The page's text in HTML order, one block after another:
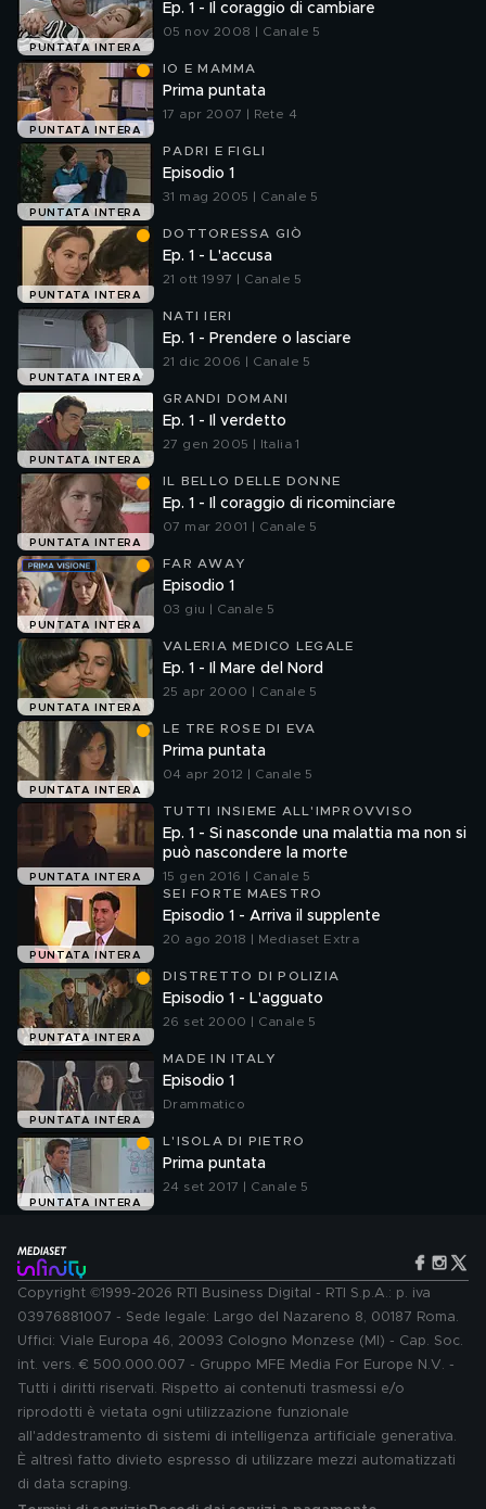
PUNTATA INTERA
Ep. 1 - Il coraggio di cambiare
05 nov 2008 | Canale 5
PUNTATA INTERA
IO E MAMMA
Prima puntata
17 apr 2007 | Rete 4
PUNTATA INTERA
PADRI E FIGLI
Episodio 1
31 mag 2005 | Canale 5
PUNTATA INTERA
DOTTORESSA GIÒ
Ep. 1 - L'accusa
21 ott 1997 | Canale 5
PUNTATA INTERA
NATI IERI
Ep. 1 - Prendere o lasciare
21 dic 2006 | Canale 5
PUNTATA INTERA
GRANDI DOMANI
Ep. 1 - Il verdetto
27 gen 2005 | Italia 1
PUNTATA INTERA
IL BELLO DELLE DONNE
Ep. 1 - Il coraggio di ricominciare
07 mar 2001 | Canale 5
PUNTATA INTERA
FAR AWAY
Episodio 1
03 giu | Canale 5
PUNTATA INTERA
VALERIA MEDICO LEGALE
Ep. 1 - Il Mare del Nord
25 apr 2000 | Canale 5
PUNTATA INTERA
LE TRE ROSE DI EVA
Prima puntata
04 apr 2012 | Canale 5
PUNTATA INTERA
TUTTI INSIEME ALL'IMPROVVISO
Ep. 1 - Si nasconde una malattia ma non si
può nascondere la morte
15 gen 2016 | Canale 5
PUNTATA INTERA
SEI FORTE MAESTRO
Episodio 1 - Arriva il supplente
20 ago 2018 | Mediaset Extra
PUNTATA INTERA
DISTRETTO DI POLIZIA
Episodio 1 - L'agguato
26 set 2000 | Canale 5
PUNTATA INTERA
MADE IN ITALY
Episodio 1
Drammatico
PUNTATA INTERA
L'ISOLA DI PIETRO
Prima puntata
24 set 2017 | Canale 5
Copyright ©1999-2026 RTI Business Digital - RTI S.p.A.: p. iva
03976881007 - Sede legale: Largo del Nazareno 8, 00187 Roma.
Uffici: Viale Europa 46, 20093 Cologno Monzese (MI) - Cap. Soc.
int. vers. € 500.000.007 - Gruppo MFE Media For Europe N.V. -
Tutti i diritti riservati. Rispetto ai contenuti trasmessi e/o
riprodotti è vietata ogni utilizzazione funzionale
all'addestramento di sistemi di intelligenza artificiale generativa.
È altresì fatto divieto espresso di utilizzare mezzi automatizzati
di data scraping.